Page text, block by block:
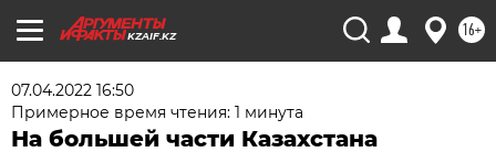
KZAIF.KZ 16+
07.04.2022 16:50
Примерное время чтения: 1 минута
На большей части Казахстана